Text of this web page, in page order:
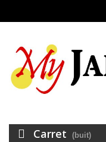
Carret (buit)